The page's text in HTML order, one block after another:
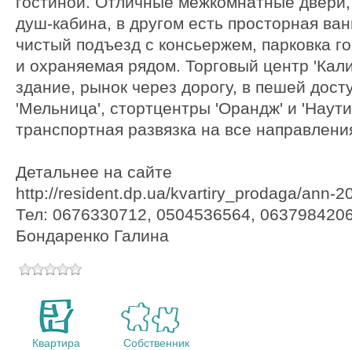
душ-кабина, в другом есть просторная
чистый подъезд с консьержем, парковка
и охраняемая рядом. Торговый центр
здание, рынок через дорогу, в пешей
'Мельница', стортцентры 'Орандж' и
транспортная развязка на все
Детальнее на сайте
http://resident.dp.ua/kvartiry_prodaga/ann-
Тел: 0676330712, 0504536564,
Бондаренко Галина
Квартира Собственник